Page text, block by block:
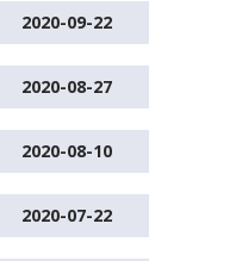
2020-09-22
2020-08-27
2020-08-10
2020-07-22